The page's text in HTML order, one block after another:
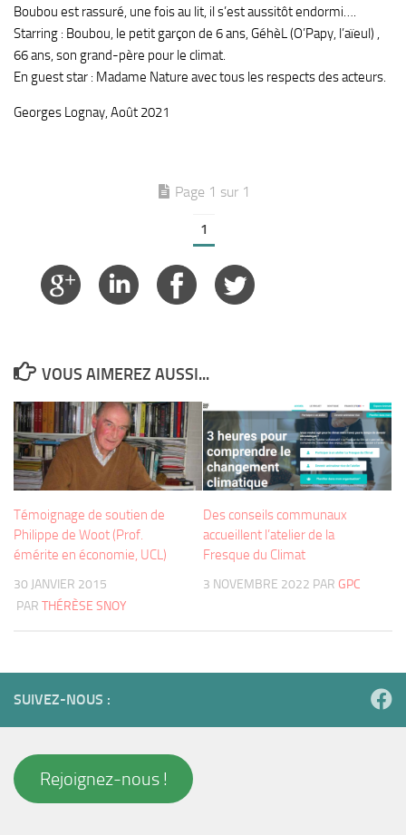
Boubou est rassuré, une fois au lit, il s’est aussitôt endormi….
Starring : Boubou, le petit garçon de 6 ans, GéhèL (O’Papy, l’aïeul) ,
66 ans, son grand-père pour le climat.
En guest star : Madame Nature avec tous les respects des acteurs.
Georges Lognay, Août 2021
Page 1 sur 1
1
VOUS AIMEREZ AUSSI...
Témoignage de soutien de
Philippe de Woot (Prof.
émérite en économie, UCL)
30 JANVIER 2015
PAR THÉRÈSE SNOY
Des conseils communaux
accueillent l’atelier de la
Fresque du Climat
3 NOVEMBRE 2022 PAR GPC
SUIVEZ-NOUS :
Rejoignez-nous !